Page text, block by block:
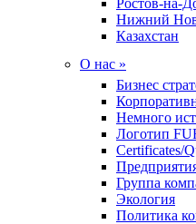
Ростов-на-
Нижний
Казахстан
О нас »
Бизнес
Немного
Логотип
Certificates/
Группа
Экология
Политика